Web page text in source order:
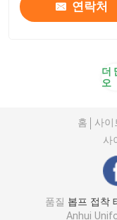
연락처
더
오
홈 사이
사
품질 봅프 접착
Anhui